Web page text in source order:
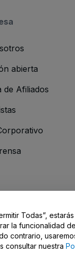
abierta
de Afiliados
Ayuda / Contacto
Todas”,
la funcionalidad
contrario,
consultar nuestra